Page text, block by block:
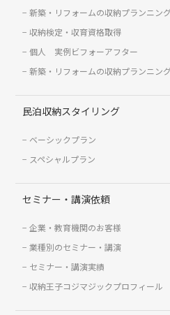
新築・リフォームの収納プランニング
収納検定・収育資格取得
個人 実例ビフォーアフター
新築・リフォームの収納プランニ
民泊収納スタイリング
ベーシックプラン
スペシャルプラン
セミナー・講演依頼
企業・教育機関のお客様
業種別のセミナー・講演
セミナー・講演実績
収納王子コジマジックプロフィール